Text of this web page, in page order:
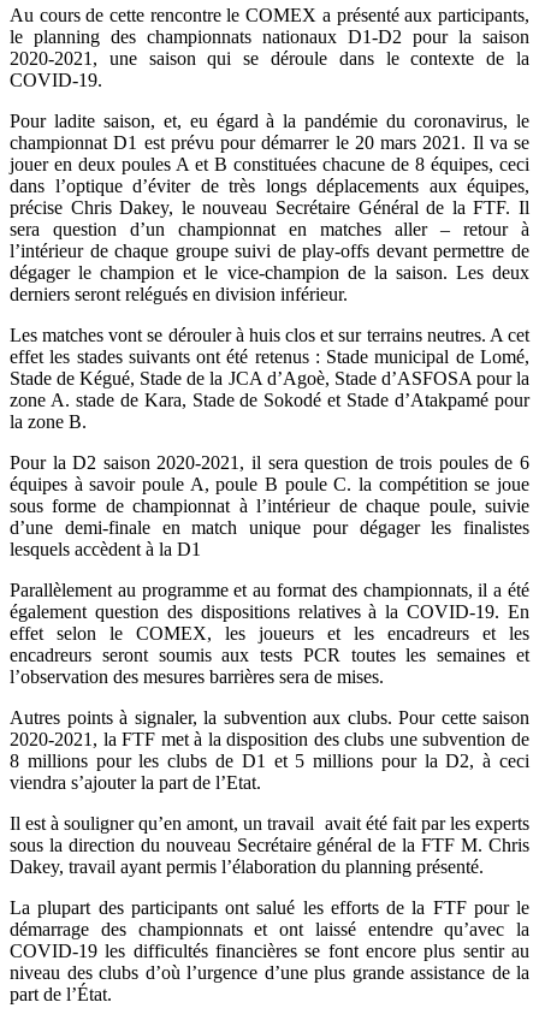
Au cours de cette rencontre le COMEX a présenté aux participants,
le planning des championnats nationaux D1-D2 pour la saison
2020-2021, une saison qui se déroule dans le contexte de la
COVID-19.
Pour ladite saison, et, eu égard à la pandémie du coronavirus, le
championnat D1 est prévu pour démarrer le 20 mars 2021. Il va se
jouer en deux poules A et B constituées chacune de 8 équipes, ceci
dans l’optique d’éviter de très longs déplacements aux équipes,
précise Chris Dakey, le nouveau Secrétaire Général de la FTF. Il
sera question d’un championnat en matches aller – retour à
l’intérieur de chaque groupe suivi de play-offs devant permettre de
dégager le champion et le vice-champion de la saison. Les deux
derniers seront relégués en division inférieur.
Les matches vont se dérouler à huis clos et sur terrains neutres. A cet
effet les stades suivants ont été retenus : Stade municipal de Lomé,
Stade de Kégué, Stade de la JCA d’Agoè, Stade d’ASFOSA pour la
zone A. stade de Kara, Stade de Sokodé et Stade d’Atakpamé pour
la zone B.
Pour la D2 saison 2020-2021, il sera question de trois poules de 6
équipes à savoir poule A, poule B poule C. la compétition se joue
sous forme de championnat à l’intérieur de chaque poule, suivie
d’une demi-finale en match unique pour dégager les finalistes
lesquels accèdent à la D1
Parallèlement au programme et au format des championnats, il a été
également question des dispositions relatives à la COVID-19. En
effet selon le COMEX, les joueurs et les encadreurs et les
encadreurs seront soumis aux tests PCR toutes les semaines et
l’observation des mesures barrières sera de mises.
Autres points à signaler, la subvention aux clubs. Pour cette saison
2020-2021, la FTF met à la disposition des clubs une subvention de
8 millions pour les clubs de D1 et 5 millions pour la D2, à ceci
viendra s’ajouter la part de l’Etat.
Il est à souligner qu’en amont, un travail avait été fait par les experts
sous la direction du nouveau Secrétaire général de la FTF M. Chris
Dakey, travail ayant permis l’élaboration du planning présenté.
La plupart des participants ont salué les efforts de la FTF pour le
démarrage des championnats et ont laissé entendre qu’avec la
COVID-19 les difficultés financières se font encore plus sentir au
niveau des clubs d’où l’urgence d’une plus grande assistance de la
part de l’État.